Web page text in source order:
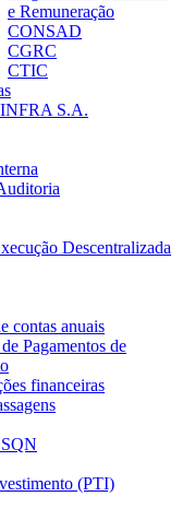
e Remuneração
CONSAD
CGRC
CTIC
S.A.
Descentralizada
contas anuais
Pagamentos de
financeiras
(PTI)